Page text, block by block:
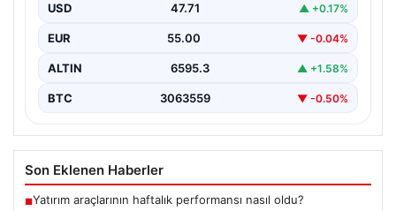
USD 47.71 ▲ +0.17%
EUR 55.00 ▼ -0.04%
ALTIN 6595.3 ▲ +1.58%
BTC 3063559 ▼ -0.50%
Son Eklenen Haberler
■Yatırım araçlarının haftalık performansı nasıl oldu?